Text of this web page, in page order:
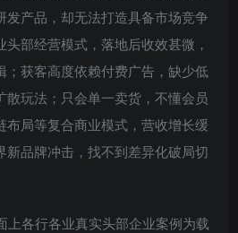
发产品，却无法打造具备市场竞争
部经营模式，落地后收效甚微，
；获客高度依赖付费广告，缺少低
散玩法；只会单一卖货，不懂会员
布局等复合商业模式，营收增长缓
新品牌冲击，找不到差异化破局切
上各行各业真实头部企业案例为载